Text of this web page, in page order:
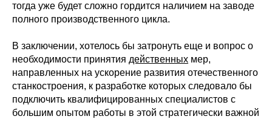
тогда уже будет сложно гордится наличием на заводе
полного производственного цикла.
В заключении, хотелось бы затронуть еще и вопрос о
необходимости принятия действенных мер,
направленных на ускорение развития отечественного
станкостроения, к разработке которых следовало бы
подключить квалифицированных специалистов с
большим опытом работы в этой стратегически важной